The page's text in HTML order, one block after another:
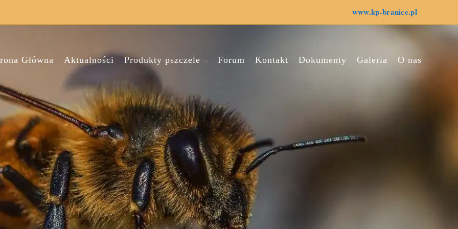
www.kp-branice.pl
Główna Aktualności Produkty pszczele Forum Kontakt Dokumenty Galeria O nas